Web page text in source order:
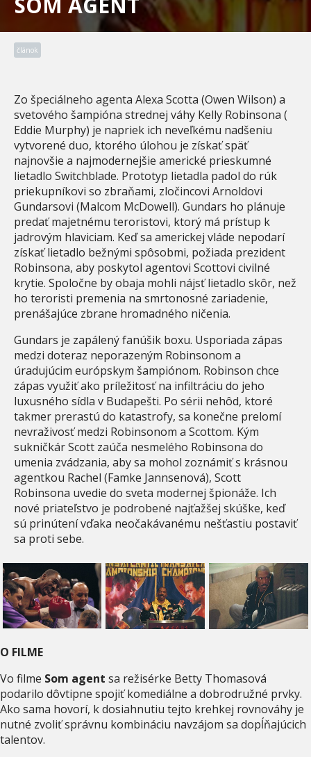
článok
Zo špeciálneho agenta Alexa Scotta (Owen Wilson) a
svetového šampióna strednej váhy Kelly Robinsona (
Eddie Murphy) je napriek ich neveľkému nadšeniu
vytvorené duo, ktorého úlohou je získať späť
najnovšie a najmodernejšie americké prieskumné
lietadlo Switchblade. Prototyp lietadla padol do rúk
priekupníkovi so zbraňami, zločincovi Arnoldovi
Gundarsovi (Malcom McDowell). Gundars ho plánuje
predať majetnému teroristovi, ktorý má prístup k
jadrovým hlaviciam. Keď sa americkej vláde nepodarí
získať lietadlo bežnými spôsobmi, požiada prezident
Robinsona, aby poskytol agentovi Scottovi civilné
krytie. Spoločne by obaja mohli nájsť lietadlo skôr, než
ho teroristi premenia na smrtonosné zariadenie,
prenášajúce zbrane hromadného ničenia.
Gundars je zapálený fanúšik boxu. Usporiada zápas
medzi doteraz neporazeným Robinsonom a
úradujúcim európskym šampiónom. Robinson chce
zápas využiť ako príležitosť na infiltráciu do jeho
luxusného sídla v Budapešti. Po sérii nehôd, ktoré
takmer prerastú do katastrofy, sa konečne prelomí
nevraživosť medzi Robinsonom a Scottom. Kým
sukničkár Scott zaúča nesmelého Robinsona do
umenia zvádzania, aby sa mohol zoznámiť s krásnou
agentkou Rachel (Famke Jannsenová), Scott
Robinsona uvedie do sveta modernej špionáže. Ich
nové priateľstvo je podrobené najťažšej skúške, keď
sú prinútení vďaka neočakávanému nešťastiu postaviť
sa proti sebe.
O FILME
Vo filme Som agent sa režisérke Betty Thomasová
podarilo dôvtipne spojiť komediálne a dobrodružné prvky.
Ako sama hovorí, k dosiahnutiu tejto krehkej rovnováhy je
nutné zvoliť správnu kombináciu navzájom sa dopĺňajúcich
talentov.